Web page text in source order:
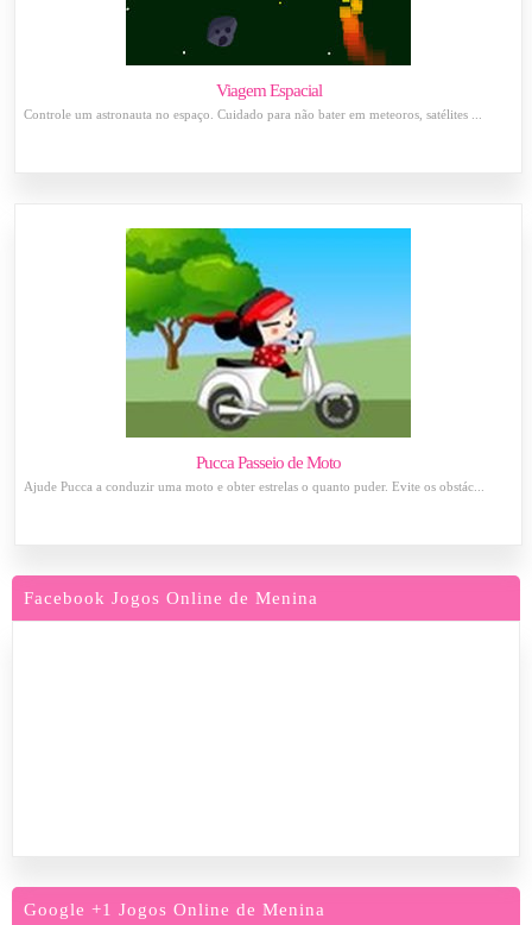
Viagem Espacial
Controle um astronauta no espaço. Cuidado para não bater em meteoros, satélites ...
Pucca Passeio de Moto
Ajude Pucca a conduzir uma moto e obter estrelas o quanto puder. Evite os obstác...
Facebook Jogos Online de Menina
Google +1 Jogos Online de Menina